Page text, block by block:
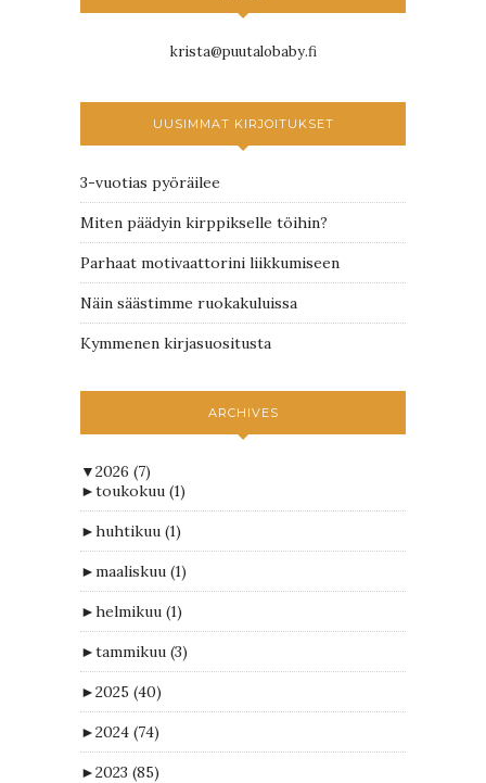
krista@puutalobaby.fi
UUSIMMAT KIRJOITUKSET
3-vuotias pyöräilee
Miten päädyin kirppikselle töihin?
Parhaat motivaattorini liikkumiseen
Näin säästimme ruokakuluissa
Kymmenen kirjasuositusta
ARCHIVES
▼2026 (7)
►toukokuu (1)
►huhtikuu (1)
►maaliskuu (1)
►helmikuu (1)
►tammikuu (3)
►2025 (40)
►2024 (74)
►2023 (85)